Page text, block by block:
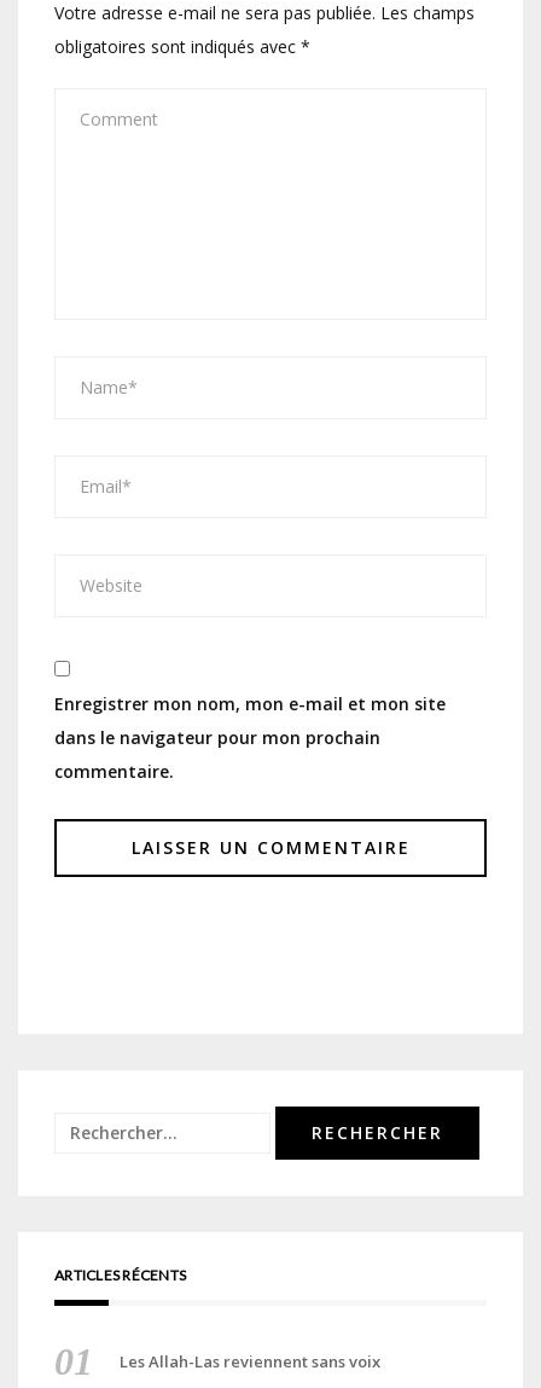
Votre adresse e-mail ne sera pas publiée. Les champs
obligatoires sont indiqués avec *
Enregistrer mon nom, mon e-mail et mon site
dans le navigateur pour mon prochain
commentaire.
Rechercher :
ARTICLES RÉCENTS
Les Allah-Las reviennent sans voix